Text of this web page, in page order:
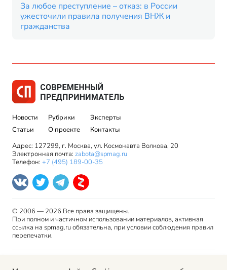
За любое преступление – отказ: в России
ужесточили правила получения ВНЖ и
гражданства
Новости
Статьи
Рубрики
О проекте
Эксперты
Контакты
Адрес: 127299, г. Москва, ул. Космонавта Волкова, 20
Электронная почта: zabota@spmag.ru
Телефон: +7 (495) 189-00-35
© 2006 — 2026 Все права защищены.
При полном и частичном использовании материалов, активная
ссылка на spmag.ru обязательна, при условии соблюдения правил
перепечатки.